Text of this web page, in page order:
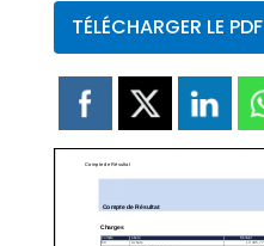
TÉLÉCHARGER LE PDF